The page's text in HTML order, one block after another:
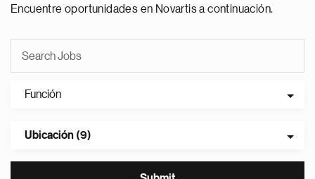
Encuentre oportunidades en Novartis a continuación.
Función
Ubicación (9)